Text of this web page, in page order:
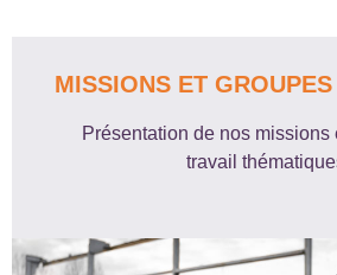
MISSIONS ET
Présentation de nos missions
travail